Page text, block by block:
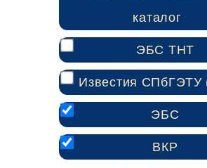
каталог
ЭБС ТНТ
Известия
ЭБС
ВКР